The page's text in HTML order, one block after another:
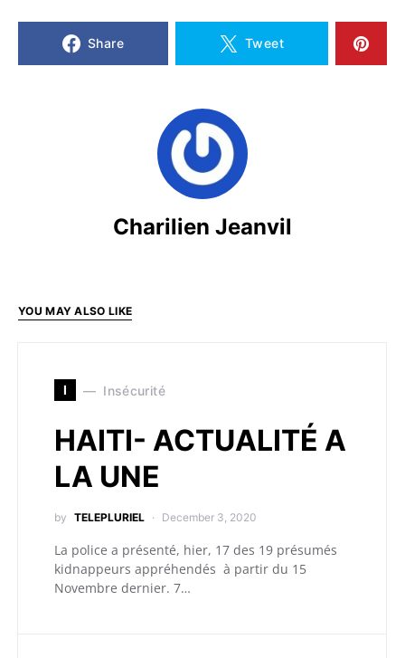
Share Tweet
Charilien Jeanvil
YOU MAY ALSO LIKE
I Insécurité
HAITI- ACTUALITÉ A
LA UNE
by TELEPLURIEL December 3, 2020
La police a présenté, hier, 17 des 19 présumés
kidnappeurs appréhendés à partir du 15
Novembre dernier. 7…